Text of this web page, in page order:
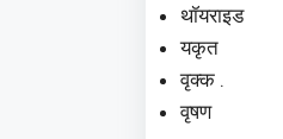
थॉयराइड
यकृत
वृक्क .
वृषण